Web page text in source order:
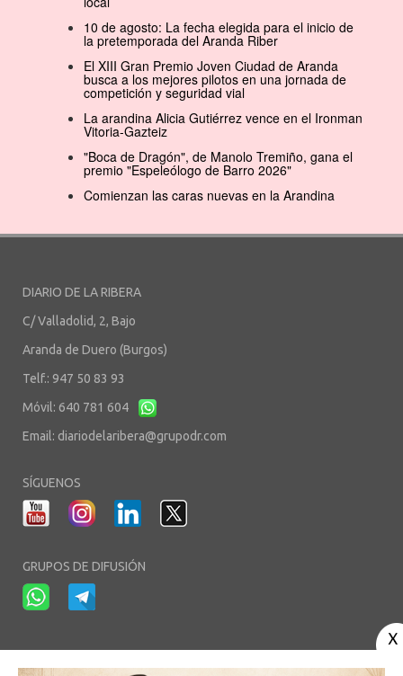
10 de agosto: La fecha elegida para el inicio de
la pretemporada del Aranda Riber
El XIII Gran Premio Joven Ciudad de Aranda
busca a los mejores pilotos en una jornada de
competición y seguridad vial
La arandina Alicia Gutiérrez vence en el Ironman
Vitoria-Gazteiz
"Boca de Dragón", de Manolo Tremiño, gana el
premio "Espeleólogo de Barro 2026"
Comienzan las caras nuevas en la Arandina
DIARIO DE LA RIBERA
C/ Valladolid, 2, Bajo
Aranda de Duero (Burgos)
Telf.: 947 50 83 93
Móvil: 640 781 604
Email: diariodelaribera@grupodr.com
SÍGUENOS
GRUPOS DE DIFUSIÓN